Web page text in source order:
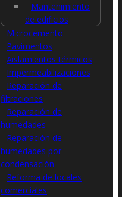
Mantenimiento
de edificios
Microcemento
Pavimentos
Aislamientos térmicos
Impermeabilizaciones
Reparación de
filtraciones
Reparación de
humedades
Reparación de
humedades por
condensación
Reforma de locales
comerciales